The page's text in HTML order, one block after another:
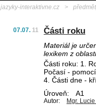
jazyky-interaktivne.cz >
07.07. 11 Části roku
Materiál je
lexikem z
Části roku: 1.
Počasí -
4. Části dne -
Úroveň:
A1
Autor: Mgr.